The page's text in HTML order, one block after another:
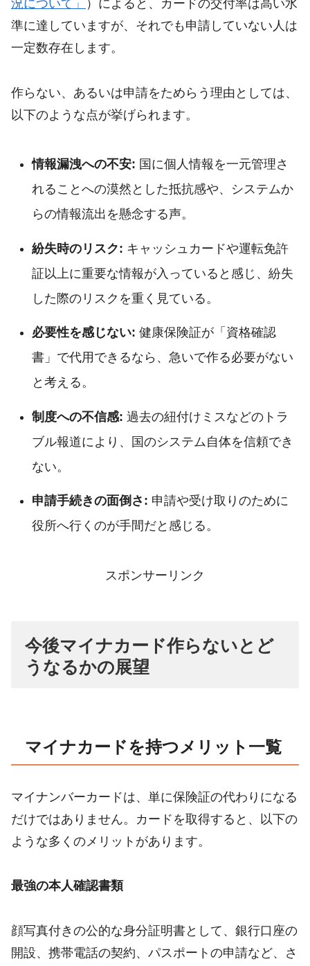
況について」
）によると、カードの交付率は高い水
準に達していますが、それでも申請していない人は
一定数存在します。
作らない、あるいは申請をためらう理由としては、
以下のような点が挙げられます。
情報漏洩への不安: 国に個人情報を一元管理さ
れることへの漠然とした抵抗感や、システムか
らの情報流出を懸念する声。
紛失時のリスク: キャッシュカードや運転免許
証以上に重要な情報が入っていると感じ、紛失
した際のリスクを重く見ている。
必要性を感じない: 健康保険証が「資格確認
書」で代用できるなら、急いで作る必要がない
と考える。
制度への不信感: 過去の紐付けミスなどのトラ
ブル報道により、国のシステム自体を信頼でき
ない。
申請手続きの面倒さ: 申請や受け取りのために
役所へ行くのが手間だと感じる。
スポンサーリンク
今後マイナカード作らないとど
うなるかの展望
マイナカードを持つメリット一覧
マイナンバーカードは、単に保険証の代わりになる
だけではありません。カードを取得すると、以下の
ような多くのメリットがあります。
最強の本人確認書類
顔写真付きの公的な身分証明書として、銀行口座の
開設、携帯電話の契約、パスポートの申請など、さ